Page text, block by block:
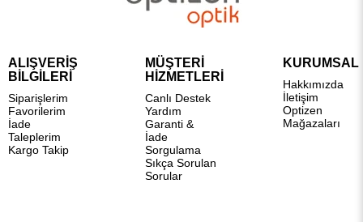
ALIŞVERİŞ
BİLGİLERİ
Siparişlerim
Favorilerim
İade
Taleplerim
Kargo Takip
MÜŞTERİ
HİZMETLERİ
Canlı Destek
Yardım
Garanti &
İade
Sorgulama
Sıkça Sorulan
Sorular
KURUMSAL
Hakkımızda
İletişim
Optizen
Mağazaları